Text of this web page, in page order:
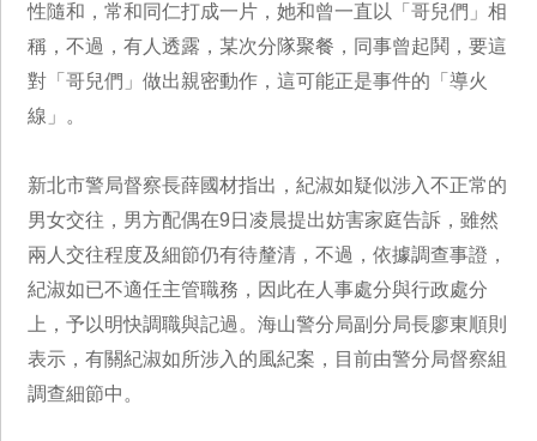
性隨和，常和同仁打成一片，她和曾一直以「哥兒們」相
稱，不過，有人透露，某次分隊聚餐，同事曾起鬨，要這
對「哥兒們」做出親密動作，這可能正是事件的「導火
線」。
新北市警局督察長薛國材指出，紀淑如疑似涉入不正常的
男女交往，男方配偶在9日凌晨提出妨害家庭告訴，雖然
兩人交往程度及細節仍有待釐清，不過，依據調查事證，
紀淑如已不適任主管職務，因此在人事處分與行政處分
上，予以明快調職與記過。海山警分局副分局長廖東順則
表示，有關紀淑如所涉入的風紀案，目前由警分局督察組
調查細節中。